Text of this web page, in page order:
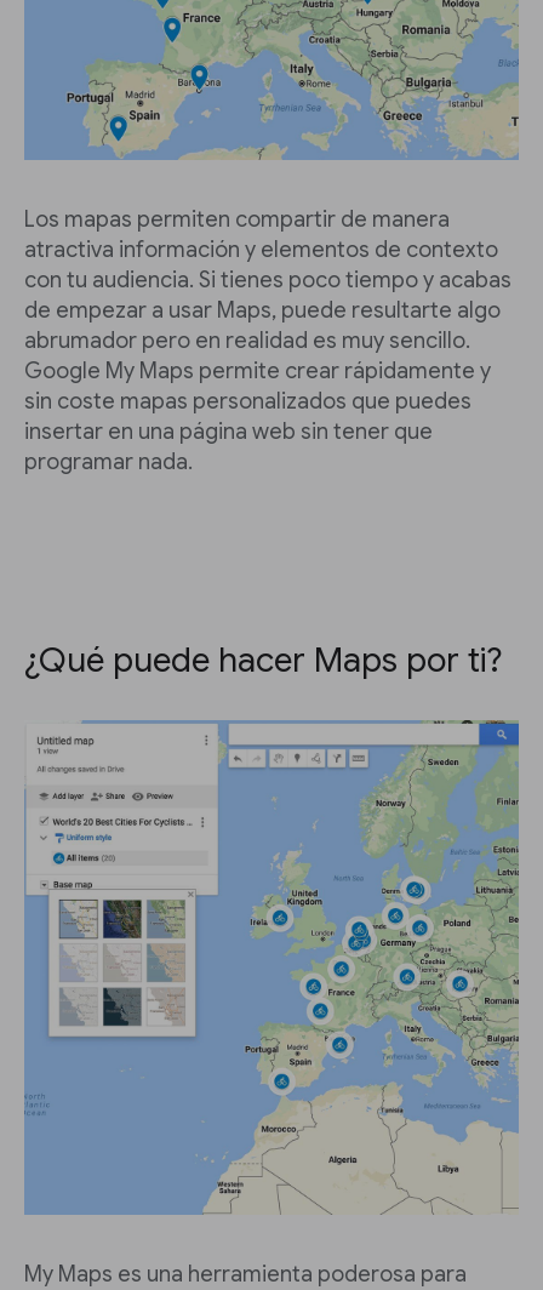
Los mapas permiten compartir de manera
atractiva información y elementos de contexto
con tu audiencia. Si tienes poco tiempo y acabas
de empezar a usar Maps, puede resultarte algo
abrumador pero en realidad es muy sencillo.
Google My Maps permite crear rápidamente y
sin coste mapas personalizados que puedes
insertar en una página web sin tener que
programar nada.
¿Qué puede hacer Maps por ti?
My Maps es una herramienta poderosa para